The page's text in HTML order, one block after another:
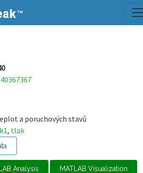
a poruchových stavů
k1, tlak
Analysis MATLAB Visualization